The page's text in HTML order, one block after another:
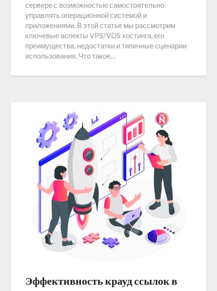
сервере с возможностью самостоятельно
управлять операционной системой и
приложениями. В этой статье мы рассмотрим
ключевые аспекты VPS/VDS хостинга, его
преимущества, недостатки и типичные сценарии
использования. Что такое…
Эффективность крауд ссылок в